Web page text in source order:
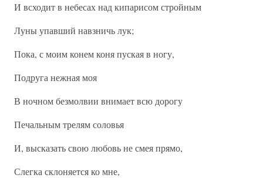
И всходит в небесах над кипарисом стройным
Луны упавший навзничь лук;
Пока, с моим конем коня пуская в ногу,
Подруга нежная моя
В ночном безмолвии внимает всю дорогу
Печальным трелям соловья
И, высказать свою любовь не смея прямо,
Слегка склоняется ко мне,